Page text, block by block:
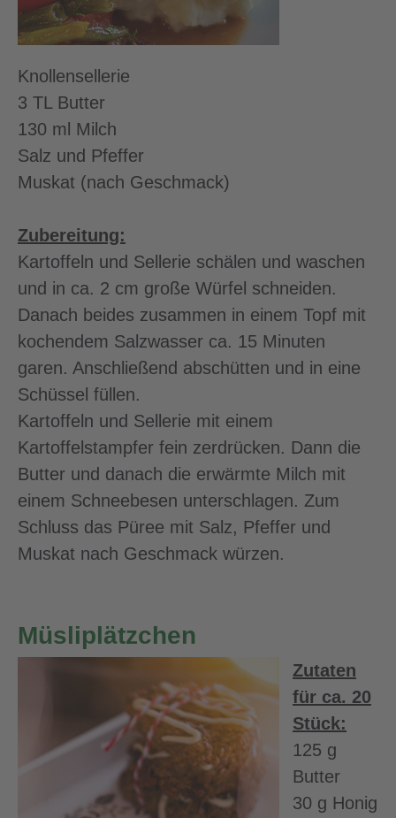
Knollensellerie
3 TL Butter
130 ml Milch
Salz und Pfeffer
Muskat (nach Geschmack)
Zubereitung:
Kartoffeln und Sellerie schälen und waschen
und in ca. 2 cm große Würfel schneiden.
Danach beides zusammen in einem Topf mit
kochendem Salzwasser ca. 15 Minuten
garen. Anschließend abschütten und in eine
Schüssel füllen.
Kartoffeln und Sellerie mit einem
Kartoffelstampfer fein zerdrücken. Dann die
Butter und danach die erwärmte Milch mit
einem Schneebesen unterschlagen. Zum
Schluss das Püree mit Salz, Pfeffer und
Muskat nach Geschmack würzen.
Müsliplätzchen
Zutaten
für ca. 20
Stück:
125 g
Butter
30 g Honig